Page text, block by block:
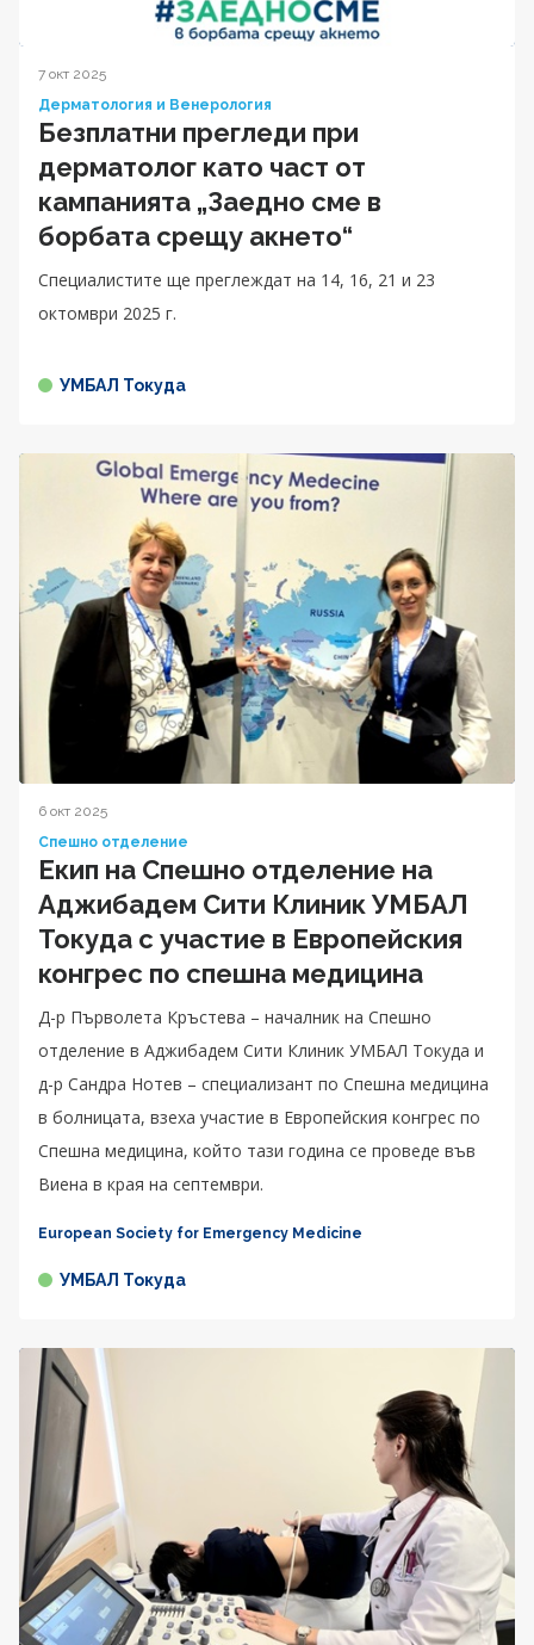
7 окт 2025
Дерматология и Венерология
Безплатни прегледи при
дерматолог като част от
кампанията „Заедно сме в
борбата срещу акнето“
Специалистите ще преглеждат на 14, 16, 21 и 23
октомври 2025 г.
УМБАЛ Токуда
6 окт 2025
Спешно отделение
Екип на Спешно отделение на
Аджибадем Сити Клиник УМБАЛ
Токуда с участие в Европейския
конгрес по спешна медицина
Д-р Първолета Кръстева – началник на Спешно
отделение в Аджибадем Сити Клиник УМБАЛ Токуда и
д-р Сандра Нотев – специализант по Спешна медицина
в болницата, взеха участие в Европейския конгрес по
Спешна медицина, който тази година се проведе във
Виена в края на септември.
European Society for Emergency Medicine
УМБАЛ Токуда